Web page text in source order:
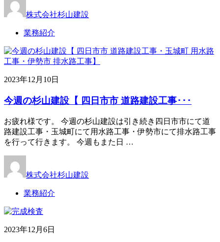
株式会社杉山建設
業務紹介
2023年12月10日
今週の杉山建設【 四日市市 道路建設工事･･･
お疲れ様です。 今週の杉山建設は引き続き四日市市にて道
路建設工事・玉城町にて用水路工事・伊勢市にて排水路工事
を行って行きます。 今週もまた日 …
株式会社杉山建設
業務紹介
2023年12月6日